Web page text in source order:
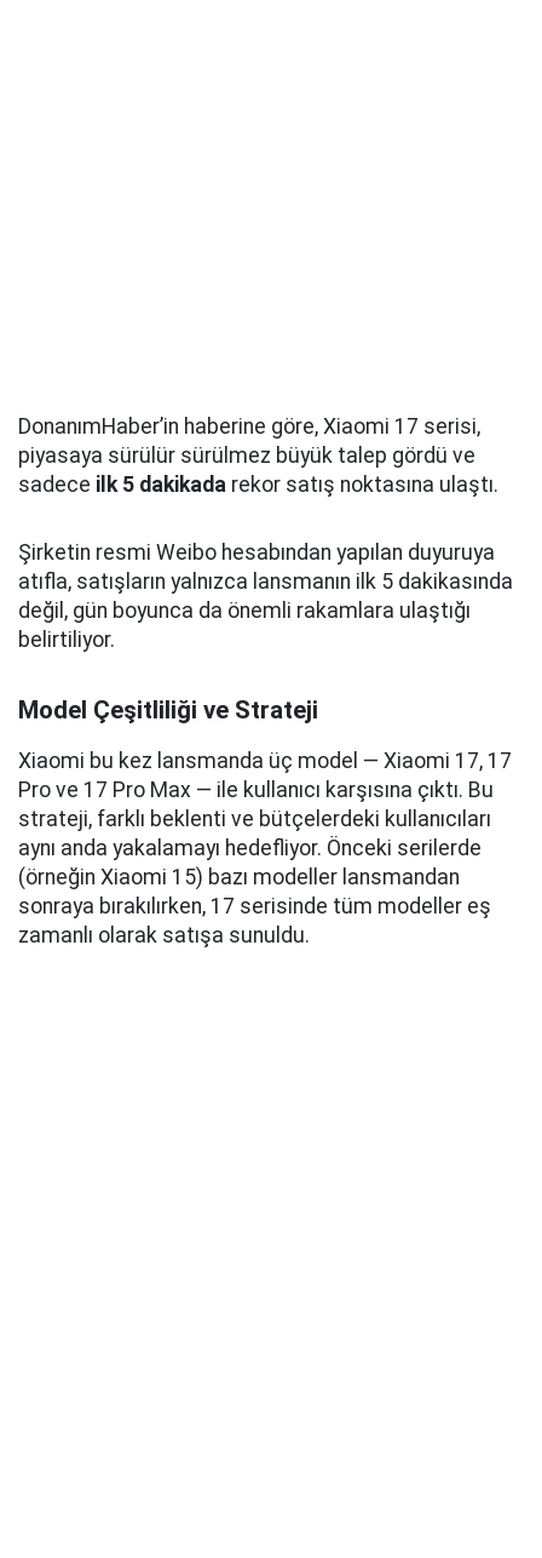
DonanımHaber’in haberine göre, Xiaomi 17 serisi,
piyasaya sürülür sürülmez büyük talep gördü ve
sadece ilk 5 dakikada rekor satış noktasına ulaştı.
Şirketin resmi Weibo hesabından yapılan duyuruya
atıfla, satışların yalnızca lansmanın ilk 5 dakikasında
değil, gün boyunca da önemli rakamlara ulaştığı
belirtiliyor.
Model Çeşitliliği ve Strateji
Xiaomi bu kez lansmanda üç model — Xiaomi 17, 17
Pro ve 17 Pro Max — ile kullanıcı karşısına çıktı. Bu
strateji, farklı beklenti ve bütçelerdeki kullanıcıları
aynı anda yakalamayı hedefliyor. Önceki serilerde
(örneğin Xiaomi 15) bazı modeller lansmandan
sonraya bırakılırken, 17 serisinde tüm modeller eş
zamanlı olarak satışa sunuldu.